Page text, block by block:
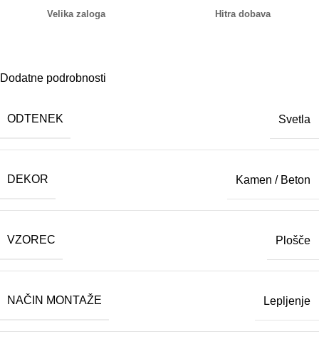
Velika zaloga Hitra dobava
Dodatne podrobnosti
ODTENEK Svetla
DEKOR Kamen / Beton
VZOREC Plošče
NAČIN MONTAŽE Lepljenje